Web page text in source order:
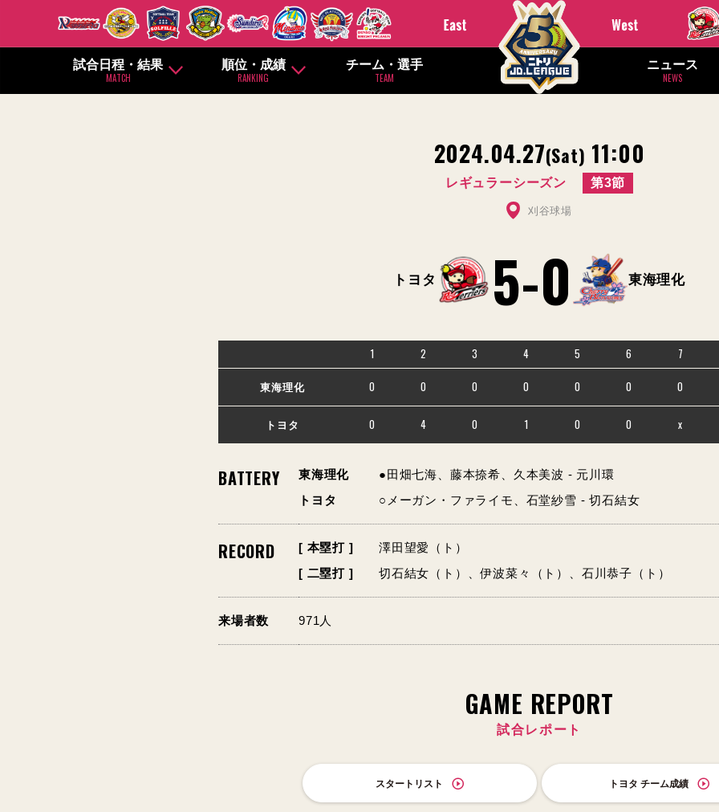
試合日程・結果
MATCH
順位・成績
RANKING
チーム・選手
TEAM
ニュース
NEWS
2024.04.27(Sat) 11:00
レギュラーシーズン 第3節
刈谷球場
トヨタ 5-0 東海理化
1 2 3 4 5 6 7
東海理化 0 0 0 0 0 0 0
トヨタ 0 4 0 1 0 0 x
BATTERY 東海理化
●田畑七海、藤本捺希、久本美波 - 元川環
トヨタ
○メーガン・ファライモ、石堂紗雪 - 切石結女
RECORD [ 本塁打 ]
澤田望愛（ト）
[ 二塁打 ]
切石結女（ト）、伊波菜々（ト）、石川恭子（ト）
来場者数 971人
GAME REPORT
試合レポート
スタートリスト トヨタ チーム成績